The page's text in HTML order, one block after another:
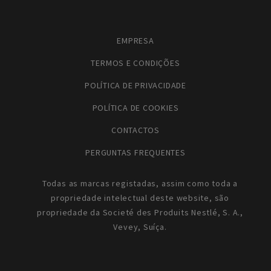
EMPRESA
TERMOS E CONDIÇÕES
POLÍTICA DE PRIVACIDADE
POLÍTICA DE COOKIES
CONTACTOS
PERGUNTAS FREQUENTES
Todas as marcas registadas, assim como toda a
propriedade intelectual deste website, são
propriedade da Societé des Produits Nestlé, S. A.,
Vevey, Suíça.